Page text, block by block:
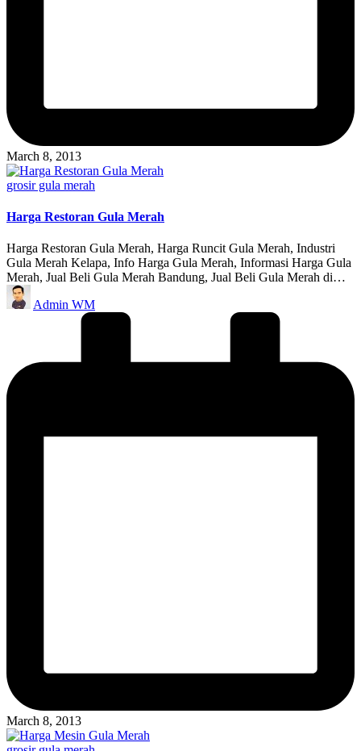
March 8, 2013
Posted
grosir gula merah
Harga Restoran Gula Merah
Harga Restoran Gula Merah, Harga Runcit Gula Merah, Industri
Gula Merah Kelapa, Info Harga Gula Merah, Informasi Harga Gula
Merah, Jual Beli Gula Merah Bandung, Jual Beli Gula Merah di…
Posted
by
Admin WM
March 8, 2013